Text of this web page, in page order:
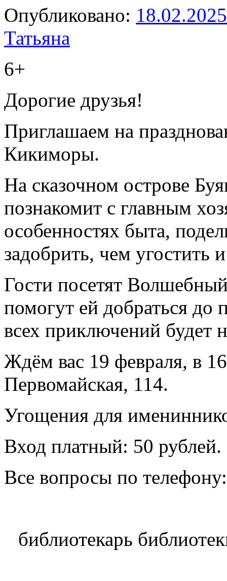
Опубликовано: 18.02.2025
Татьяна
6+
Дорогие друзья!
Приглашаем на
Кикиморы.
На сказочном острове
познакомит с главным
особенностях быта,
задобрить, чем угостить
Гости посетят
помогут ей добраться до
всех приключений будет
Ждём вас 19 февраля, в
Первомайская, 114.
Угощения для
Вход платный: 50 рублей.
Все вопросы по
библиотекарь